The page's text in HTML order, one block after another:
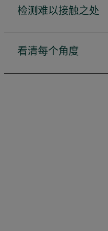
检测难以接触之处
看清每个角度